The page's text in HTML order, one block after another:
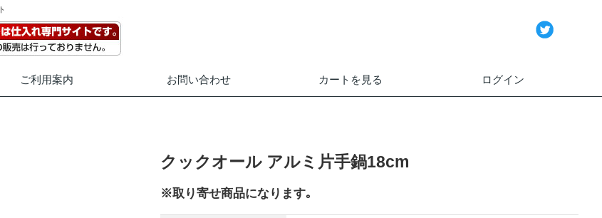
ご利用案内 お問い合わせ カートを見る ログイン
クックオール アルミ片手鍋18cm
※取り寄せ商品になります｡